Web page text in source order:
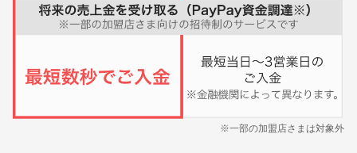
※一部の加盟店さまは対象外